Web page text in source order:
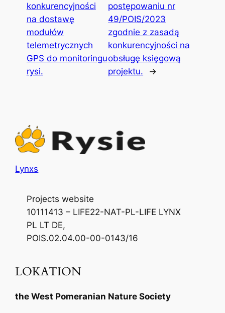
konkurencyjności
na dostawę
modułów
telemetrycznych
GPS do monitoringu
rysi.
postępowaniu nr
49/POIS/2023
zgodnie z zasadą
konkurencyjności na
obsługę księgową
projektu.
→
Lynxs
Projects website
10111413 – LIFE22-NAT-PL-LIFE LYNX
PL LT DE,
POIS.02.04.00-00-0143/16
LOKATION
the West Pomeranian Nature Society